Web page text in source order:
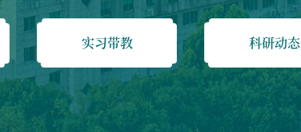
实习带教 科研动态